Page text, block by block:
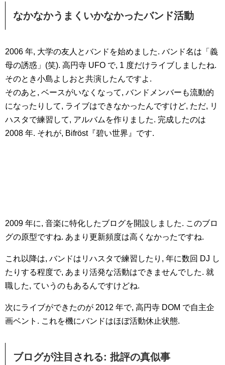
なかなかうまくいかなかったバンド活動
2006 年, 大学の友人とバンドを始めました. バンド名は「義
母の誘惑」(笑). 高円寺 UFO で, 1 度だけライブしましたね.
そのとき小島よしおと共演したんですよ.
そのあと, ベースがいなくなって, バンドメンバーも流動的
になったりして, ライブはできなかったんですけど, ただ, リ
ハスタで練習して, アルバムを作りました. 完成したのは
2008 年. それが, Bifröst『碧い世界』です.
2009 年に, 音楽に特化したブログを開設しました. このブロ
グの原型ですね. あまり更新頻度は高くなかったですね.
これ以降は, バンドはリハスタで練習したり, 年に数回 DJ し
たりする程度で, あまり活発な活動はできませんでした. 就
職した, ていうのもあるんですけどね.
次にライブができたのが 2012 年で, 高円寺 DOM で自主企
画ベント. これを機にバンドはほぼ活動休止状態.
ブログが注目される: 批評の真似事